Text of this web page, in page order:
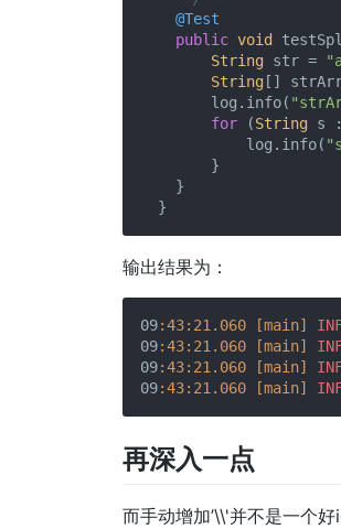
@Test
public void
String str =
String[] strArr =
        log.info(
for (String s
            log.info(
        }
    }
输出结果为：
09:43:21.060 [main]
09:43:21.060 [main]
09:43:21.060 [main]
09:43:21.060 [main]
再深入一点
而手动增加’\\'并不是一个